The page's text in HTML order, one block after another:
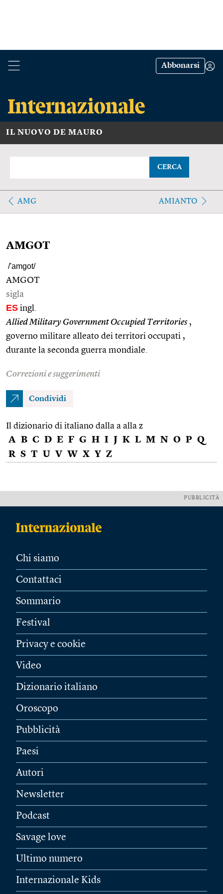
Abbonarsi
IL NUOVO DE MAURO
CERCA
AMG AMIANTO
AMGOT
/'amgot/
AMGOT
sigla
ES ingl.
Allied Military Government Occupied Territories,
governo militare alleato dei territori occupati ,
durante la seconda guerra mondiale.
Correzioni e suggerimenti
Condividi
Il dizionario di italiano dalla a alla z
A B C D E F G H I J K L M N O P Q
R S T U V W X Y Z
PUBBLICITÀ
Chi siamo
Contattaci
Sommario
Festival
Privacy e cookie
Video
Dizionario italiano
Oroscopo
Pubblicità
Paesi
Autori
Newsletter
Podcast
Savage love
Ultimo numero
Internazionale Kids